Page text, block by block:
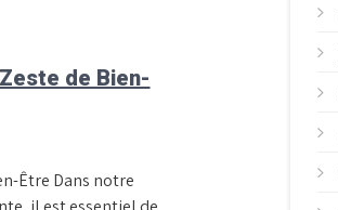
de Bien-
Être Dans notre